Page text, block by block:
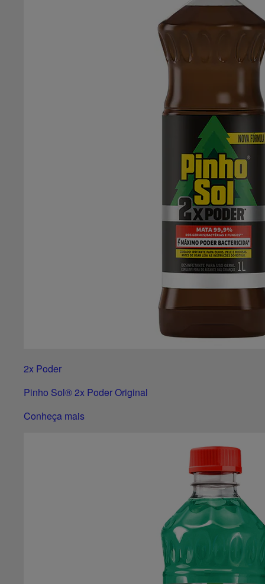
2x Poder
Pinho Sol® 2x Poder Original
Conheça mais